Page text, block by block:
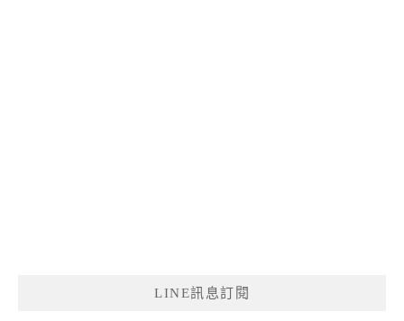
LINE訊息訂閱